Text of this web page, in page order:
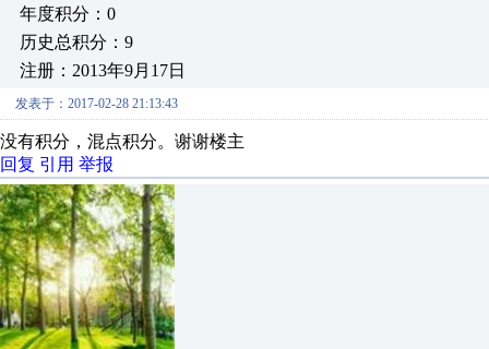
年度积分：0
历史总积分：9
注册：2013年9月17日
发表于：2017-02-28 21:13:43
没有积分，混点积分。谢谢楼主
回复 引用 举报